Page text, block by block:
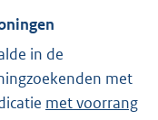
in de
met
met voorrang